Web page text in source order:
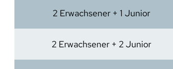
2 Erwachsener + 1 Junior
2 Erwachsener + 2 Junior